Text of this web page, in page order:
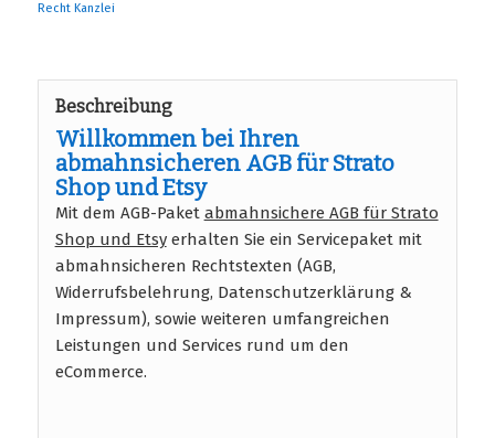
Recht Kanzlei
Beschreibung
Willkommen bei Ihren
abmahnsicheren AGB für Strato
Shop und Etsy
Mit dem AGB-Paket abmahnsichere AGB für Strato
Shop und Etsyerhalten Sie ein Servicepaket mit
abmahnsicheren Rechtstexten (AGB,
Widerrufsbelehrung, Datenschutzerklärung &
Impressum), sowie weiteren umfangreichen
Leistungen und Services rund um den
eCommerce.